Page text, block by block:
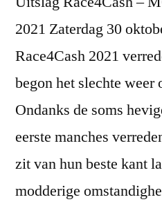
2021 Zaterdag 30
Race4Cash 2021
begon het slechte weer
Ondanks de soms
eerste manches
zit van hun beste kant
modderige